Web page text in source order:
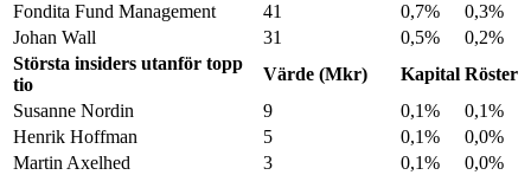
Fondita Fund Management
41 0,7%
0,3%
Johan Wall
31 0,5%
0,2%
Största insiders utanför topp
tio
Värde (Mkr) Kapital Röster
Susanne Nordin
9 0,1%
0,1%
Henrik Hoffman
5 0,1%
0,0%
Martin Axelhed
3 0,1%
0,0%